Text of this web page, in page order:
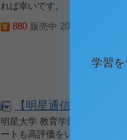
れば幸いです。 【課題】 教科
880 販売中 2018/12/03
【明星通信】地理学
明星大学 教育学部 通信教育
ートも高評価をいただきまし
学習